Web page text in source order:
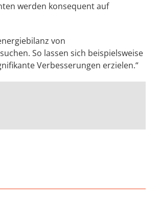
werden konsequent auf
von
So lassen sich beispielsweise
Verbesserungen erzielen.“